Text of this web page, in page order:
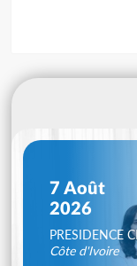
7 Août
2026
PRESIDENCE
Côte d'Ivoire